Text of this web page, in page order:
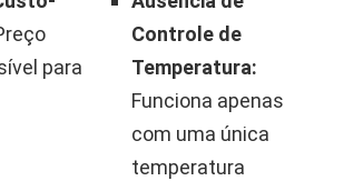
para
Controle de
Temperatura:
Funciona apenas
com uma única
temperatura